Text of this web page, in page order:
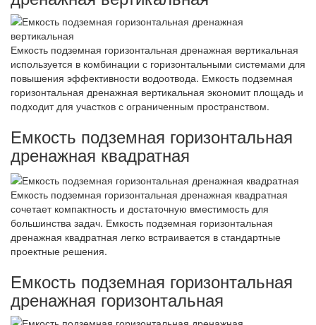
Емкость подземная горизонтальная дренажная вертикальная
используется в комбинации с горизонтальными системами для
повышения эффективности водоотвода. Емкость подземная
горизонтальная дренажная вертикальная экономит площадь и
подходит для участков с ограниченным пространством.
Емкость подземная горизонтальная
дренажная квадратная
Емкость подземная горизонтальная дренажная квадратная
сочетает компактность и достаточную вместимость для
большинства задач. Емкость подземная горизонтальная
дренажная квадратная легко встраивается в стандартные
проектные решения.
Емкость подземная горизонтальная
дренажная горизонтальная